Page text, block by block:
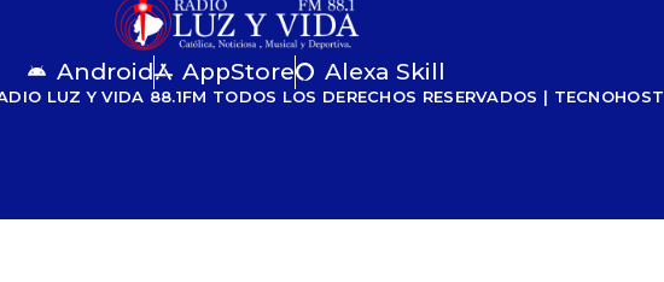
Android AppStore Alexa Skill
LUZ Y VIDA 88.1FM TODOS LOS DERECHOS RESERVADOS | TECNOHOST